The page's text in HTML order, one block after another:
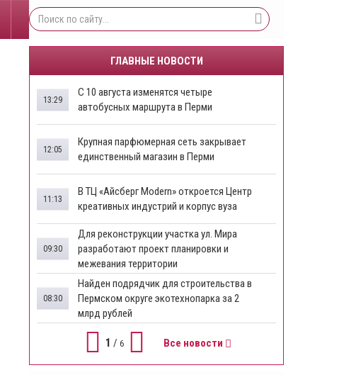
ГЛАВНЫЕ НОВОСТИ
​С 10 августа изменятся четыре
автобусных маршрута в Перми
13:29
​Крупная парфюмерная сеть закрывает
единственный магазин в Перми
12:05
​В ТЦ «Айсберг Modern» откроется Центр
креативных индустрий и корпус вуза
11:13
Для реконструкции участка ул. Мира
разработают проект планировки и
межевания территории
09:30
Найден подрядчик для строительства в
Пермском округе экотехнопарка за 2
млрд рублей
08:30
1 / 6 Все новости